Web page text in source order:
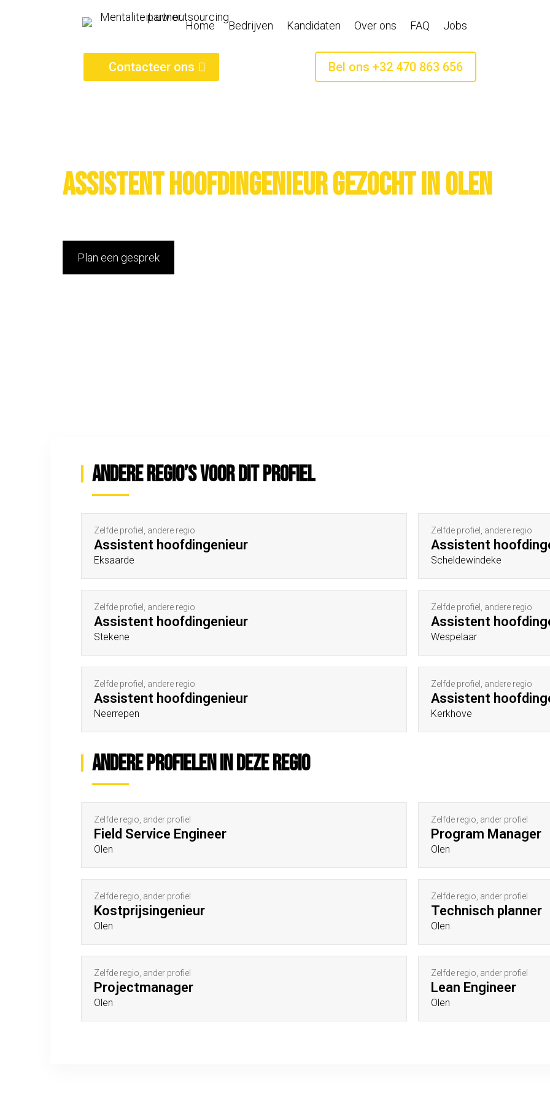
Home Bedrijven Kandidaten Over ons FAQ Jobs
Contacteer ons Bel ons +32 470 863 656
Assistent hoofdingenieur gezocht in Olen
Plan een gesprek
Andere regio’s voor dit profiel
Zelfde profiel, andere regio
Assistent hoofdingenieur
Eksaarde
Zelfde profiel, andere regio
Assistent
Scheldewindeke
Zelfde profiel, andere regio
Assistent hoofdingenieur
Stekene
Zelfde profiel, andere regio
Assistent
Wespelaar
Zelfde profiel, andere regio
Assistent hoofdingenieur
Neerrepen
Zelfde profiel, andere regio
Assistent
Kerkhove
Andere profielen in deze regio
Zelfde regio, ander profiel
Field Service Engineer
Olen
Zelfde regio, ander profiel
Program Manager
Olen
Zelfde regio, ander profiel
Kostprijsingenieur
Olen
Zelfde regio, ander profiel
Technisch planner
Olen
Zelfde regio, ander profiel
Projectmanager
Olen
Zelfde regio, ander profiel
Lean Engineer
Olen